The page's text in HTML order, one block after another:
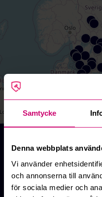
Samtycke
Denna webbplats
Vi använder
och annonserna till
för sociala medier och
På Budi.se hittar du
behöver inom
verksamhet med ny
kommer ständigt nya